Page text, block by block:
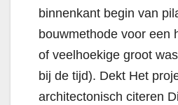
binnenkant begin van
bouwmethode voor een
of veelhoekige groot
bij de tijd). Dekt Het
architectonisch citeren